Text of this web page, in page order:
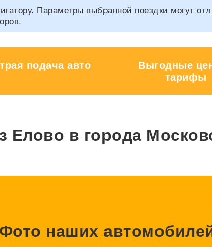
Параметры выбранной поездки могут
подача авто
Выгодные
тарифы
Елово в города
Фото наших